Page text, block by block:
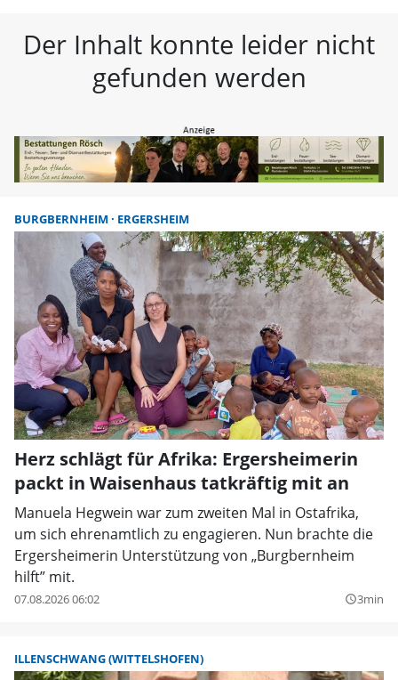
Der Inhalt konnte leider nicht
gefunden werden
BURGBERNHEIM ERGERSHEIM
Herz schlägt für Afrika: Ergersheimerin
packt in Waisenhaus tatkräftig mit an
Manuela Hegwein war zum zweiten Mal in Ostafrika,
um sich ehrenamtlich zu engagieren. Nun brachte die
Ergersheimerin Unterstützung von „Burgbernheim
hilft” mit.
07.08.2026 06:02 query_builder3min
ILLENSCHWANG (WITTELSHOFEN)